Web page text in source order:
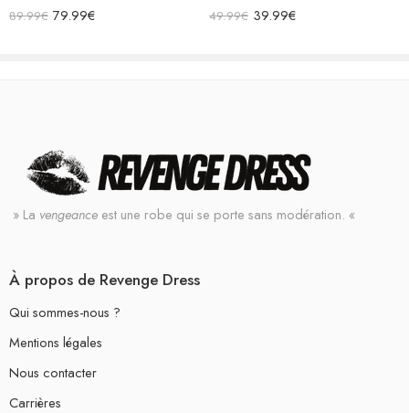
Note
4.00sur
89.99€ 79.99€ Note
4.00sur
49.99€ 39.99€
» La vengeance est une robe qui se porte sans modération. «
À propos de Revenge Dress
Qui sommes-nous ?
Mentions légales
Nous contacter
Carrières